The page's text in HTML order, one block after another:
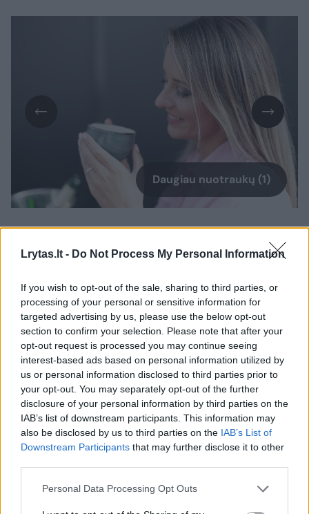
Lrytas.lt - Do Not Process My Personal Information
If you wish to opt-out of the sale, sharing to third parties, or
processing of your personal or sensitive information for
targeted advertising by us, please use the below opt-out
section to confirm your selection. Please note that after your
opt-out request is processed you may continue seeing
interest-based ads based on personal information utilized by
us or personal information disclosed to third parties prior to
your opt-out. You may separately opt-out of the further
disclosure of your personal information by third parties on the
IAB’s list of downstream participants. This information may
also be disclosed by us to third parties on the IAB’s List of
Downstream Participants that may further disclose it to other
Personal Data Processing Opt Outs
Daugiau nuotraukų (1)
Specialistai pataria atkreipti dėmesį į tai,
kokiomis aplinkybėmis kava gali ne padėti, o
Ekspertai įvardijo situacijas, kai kavos geriau
vengti.
Jei turite miego problemų
Kavos guru pasakoja, kuo skiriasi kavos
pupelių rūšys